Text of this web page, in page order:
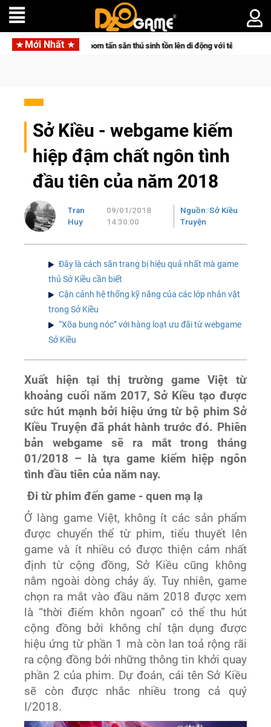
Mới Nhất
đưa bom tấn săn thú sinh tồn lên di động với tên gọi Palworld Online
Sở Kiều - webgame kiếm
hiệp đậm chất ngôn tình
đầu tiên của năm 2018
Tran
Huy
09/01/2018
14:30:00
Nguồn: Sở Kiều
Truyện
Đây là cách săn trang bị hiệu quả nhất mà game
thủ Sở Kiều cần biết
Cận cảnh hệ thống kỹ năng của các lớp nhân vật
trong Sở Kiều
“Xõa bung nóc” với hàng loạt ưu đãi từ webgame
Sở Kiều
Xuất hiện tại thị trường game Việt từ
khoảng cuối năm 2017, Sở Kiều tạo được
sức hút mạnh bởi hiệu ứng từ bộ phim Sở
Kiều Truyện đã phát hành trước đó. Phiên
bản webgame sẽ ra mắt trong tháng
01/2018 – là tựa game kiếm hiệp ngôn
tình đầu tiên của năm nay.
Đi từ phim đến game - quen mạ lạ
Ở làng game Việt, không ít các sản phẩm
được chuyển thể từ phim, tiểu thuyết lên
game và ít nhiều có được thiện cảm nhất
định từ cộng đồng, Sở Kiều cũng không
nằm ngoài dòng chảy ấy. Tuy nhiên, game
chọn ra mắt vào đầu năm 2018 được xem
là “thời điểm khôn ngoan” có thể thu hút
cộng đồng bởi không chỉ tận dụng được
hiệu ứng từ phần 1 mà còn lan toả rộng rãi
ra cộng đồng bởi những thông tin khởi quay
phần 2 của phim. Dự đoán, cái tên Sở Kiều
sẽ còn được nhắc nhiều trong cả quý
I/2018.